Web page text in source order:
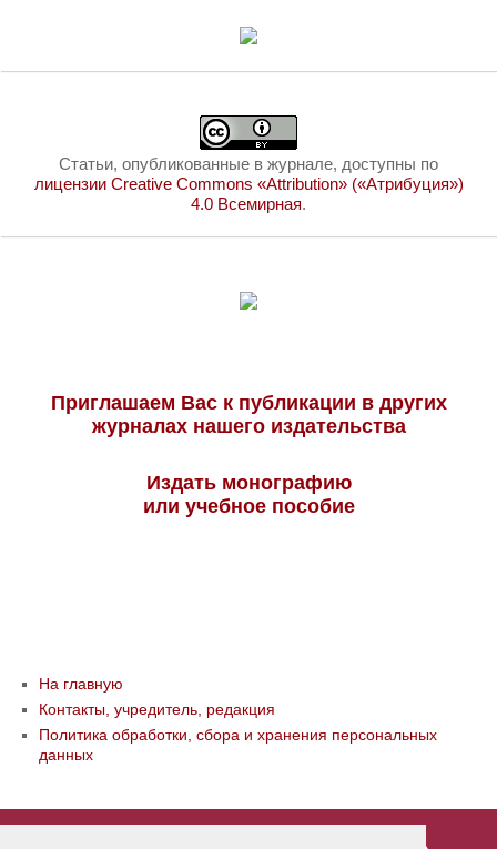
Статьи, опубликованные в журнале, доступны по
лицензии Creative Commons «Attribution» («Атрибуция»)
4.0 Всемирная.
Приглашаем Вас к публикации в других
журналах нашего издательства
Издать монографию
или учебное пособие
На главную
Контакты, учредитель, редакция
Политика обработки, сбора и хранения персональных
данных